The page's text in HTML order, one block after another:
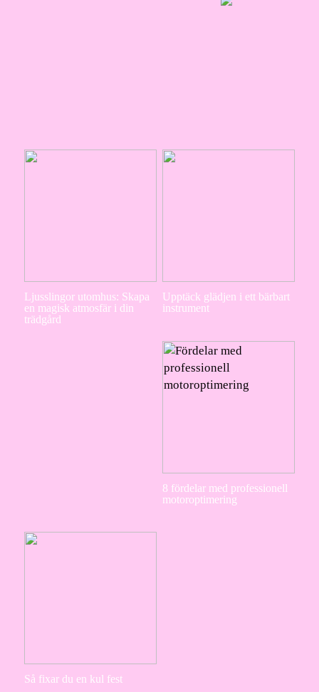
Ljusslingor utomhus: Skapa
en magisk atmosfär i din
trädgård
Upptäck glädjen i ett bärbart
instrument
8 fördelar med professionell
motoroptimering
Så fixar du en kul fest